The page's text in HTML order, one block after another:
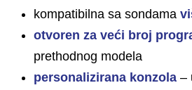
kompatibilna sa sondama
otvoren za veći broj
prethodnog modela
personalizirana konzola –